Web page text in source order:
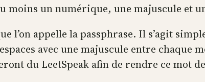
moins un numérique, une majuscule et
l’on appelle la passphrase. Il s’agit
avec une majuscule entre chaque
du LeetSpeak afin de rendre ce mot